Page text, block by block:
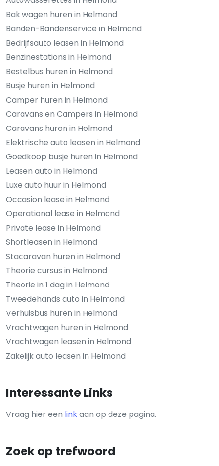
Bak wagen huren in Helmond
Banden-Bandenservice in Helmond
Bedrijfsauto leasen in Helmond
Benzinestations in Helmond
Bestelbus huren in Helmond
Busje huren in Helmond
Camper huren in Helmond
Caravans en Campers in Helmond
Caravans huren in Helmond
Elektrische auto leasen in Helmond
Goedkoop busje huren in Helmond
Leasen auto in Helmond
Luxe auto huur in Helmond
Occasion lease in Helmond
Operational lease in Helmond
Private lease in Helmond
Shortleasen in Helmond
Stacaravan huren in Helmond
Theorie cursus in Helmond
Theorie in 1 dag in Helmond
Tweedehands auto in Helmond
Verhuisbus huren in Helmond
Vrachtwagen huren in Helmond
Vrachtwagen leasen in Helmond
Zakelijk auto leasen in Helmond
Interessante Links
Vraag hier een linkaan op deze pagina.
Zoek op trefwoord